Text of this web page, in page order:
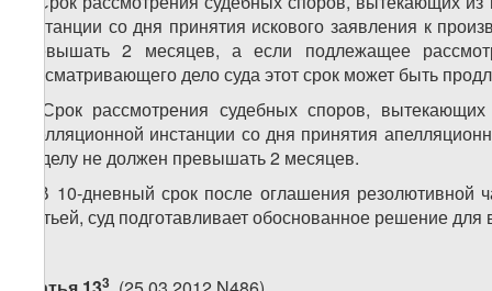
инстанции со дня принятия искового заявления к
превышать 2 месяцев, а если подлежащее
рассматривающего дело суда этот срок может быть
2. Срок рассмотрения судебных споров,
апелляционной инстанции со дня принятия
по делу не должен превышать 2 месяцев.
3. В 10-дневный срок после оглашения
статьей, суд подготавливает обоснованное решение
3